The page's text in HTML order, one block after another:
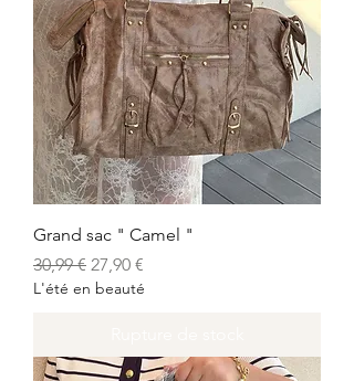
Grand sac " Camel "
Prix original
30,99 € Prix promotionnel
27,90 €
L'été en beauté